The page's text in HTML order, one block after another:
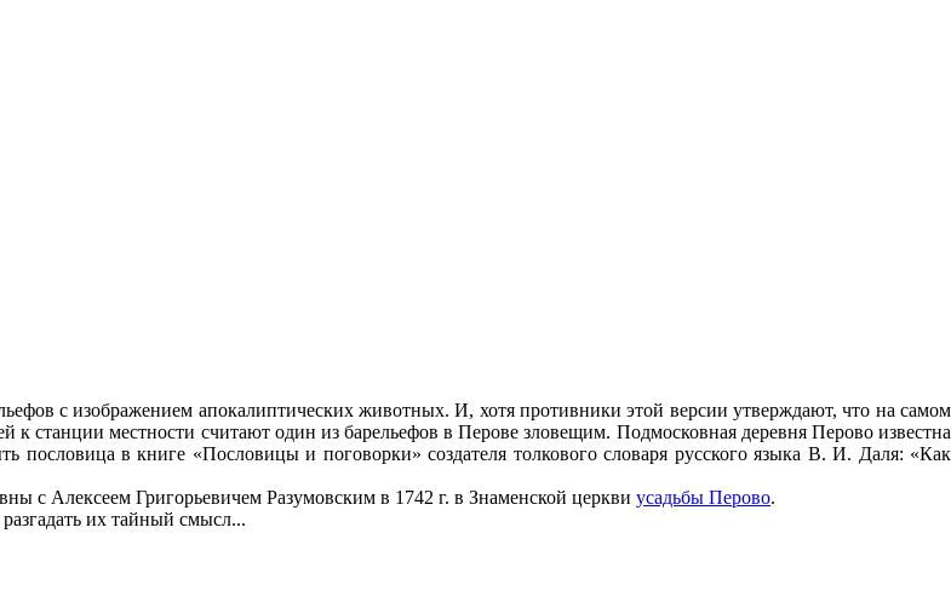
с изображением апокалиптических животных. И, хотя противники этой версии утверждают, что на самом
станции местности считают один из барельефов в Перове зловещим. Подмосковная деревня Перово известна
пословица в книге «Пословицы и поговорки» создателя толкового словаря русского языка В. И. Даля: «Как
с Алексеем Григорьевичем Разумовским в 1742 г. в Знаменской церкви усадьбы Перово.
их тайный смысл...